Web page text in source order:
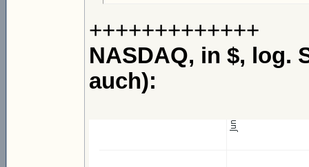
+++++++++++++
NASDAQ, in $, log.
auch):